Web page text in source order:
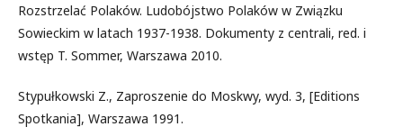
Rozstrzelać Polaków. Ludobójstwo Polaków w Związku
Sowieckim w latach 1937-1938. Dokumenty z centrali, red. i
wstęp T. Sommer, Warszawa 2010.
Stypułkowski Z., Zaproszenie do Moskwy, wyd. 3, [Editions
Spotkania], Warszawa 1991.